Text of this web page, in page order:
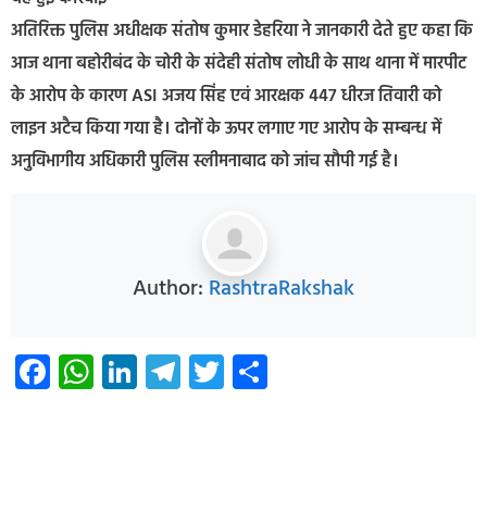
अतिरिक्त पुलिस अधीक्षक संतोष कुमार डेहरिया ने जानकारी देते हुए कहा कि
आज थाना बहोरीबंद के चोरी के संदेही संतोष लोधी के साथ थाना में मारपीट
के आरोप के कारण ASI अजय सिंह एवं आरक्षक 447 धीरज तिवारी को
लाइन अटैच किया गया है। दोनों के ऊपर लगाए गए आरोप के सम्बन्ध में
अनुविभागीय अधिकारी पुलिस स्लीमनाबाद को जांच सौपी गई है।
Author: RashtraRakshak
Facebook
WhatsApp
LinkedIn
Telegram
Twitter